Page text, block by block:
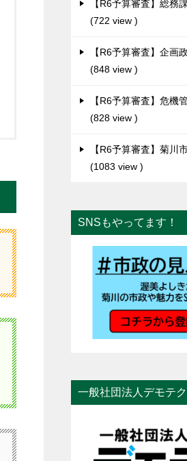
【R6予算審査】総務
722 view
【R6予算審査】企画
848 view
【R6予算審査】危機
828 view
【R6予算審査】菊川
1083 view
SNSもやってます！
一般社団法人デモテク